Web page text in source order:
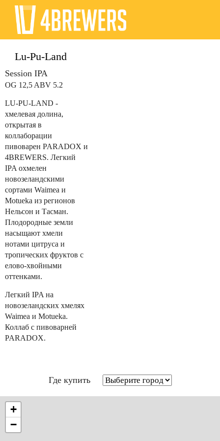
Lu-Pu-Land
Session IPA
OG 12,5 ABV 5.2
LU-PU-LAND -
хмелевая долина,
открытая в
коллаборации
пивоварен PARADOX и
4BREWERS. Легкий
IPA охмелен
новозеландскими
сортами Waimea и
Motueka из регионов
Нельсон и Тасман.
Плодородные земли
насыщают хмели
нотами цитруса и
тропических фруктов с
елово-хвойными
оттенками.
Легкий IPA на
новозеландских хмелях
Waimea и Motueka.
Коллаб с пивоварней
PARADOX.
Где купить
+
−